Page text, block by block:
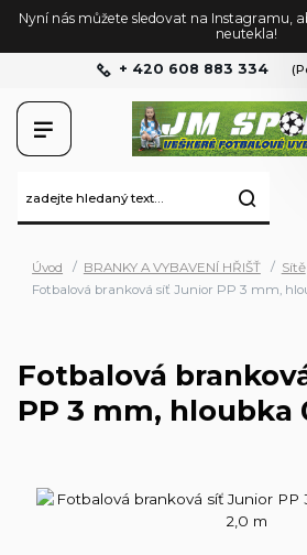
Nyní nás můžete sledovat na Instagramu,
neutekla!
+ 420 608 883 334
Úvod BRANKY A VYBAVENÍ HŘIŠŤ Sítě
Fotbalová branková síť Junior PP 3 mm,
Fotbalová
PP 3 mm, hloubka